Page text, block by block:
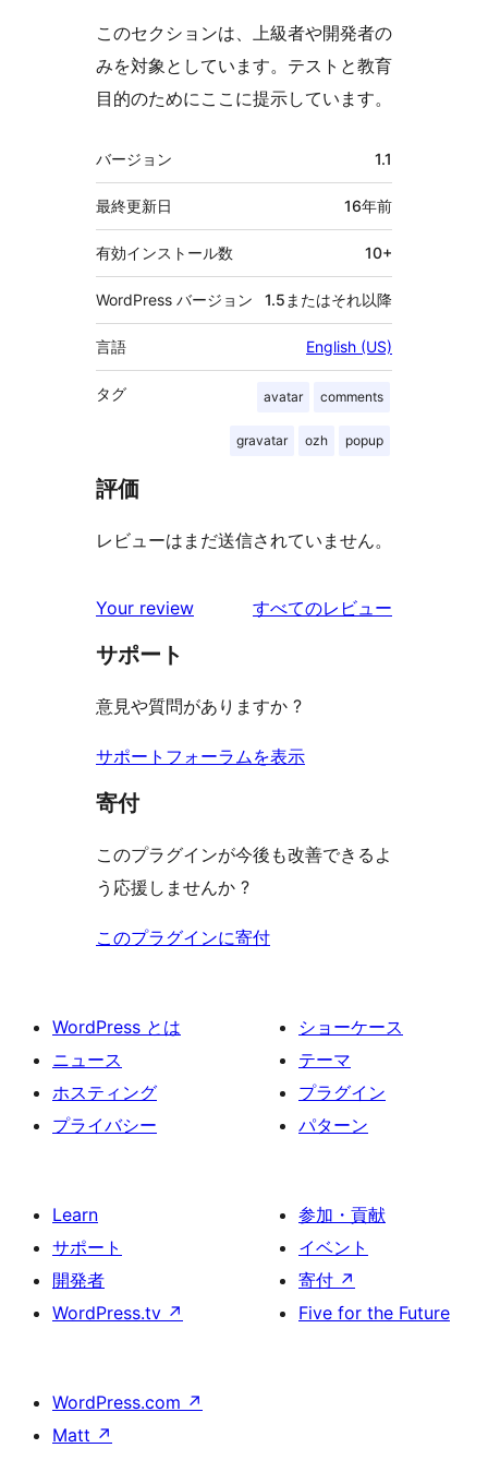
このセクションは、上級者や開発者の
みを対象としています。テストと教育
目的のためにここに提示しています。
メ
タ
バージョン 1.1
最終更新日 16年前
有効インストール数 10+
WordPress バージョン 1.5またはそれ以降
言語 English (US)
タグ avatar comments
gravatar ozh popup
評価
レビューはまだ送信されていません。
Your review すべてのレビュー
サポート
意見や質問がありますか ?
サポートフォーラムを表示
寄付
このプラグインが今後も改善できるよ
う応援しませんか ?
このプラグインに寄付
WordPress とは
ニュース
ホスティング
プライバシー
ショーケース
テーマ
プラグイン
パターン
Learn
サポート
開発者
WordPress.tv ↗
参加・貢献
イベント
寄付 ↗
Five for the Future
WordPress.com ↗
Matt ↗